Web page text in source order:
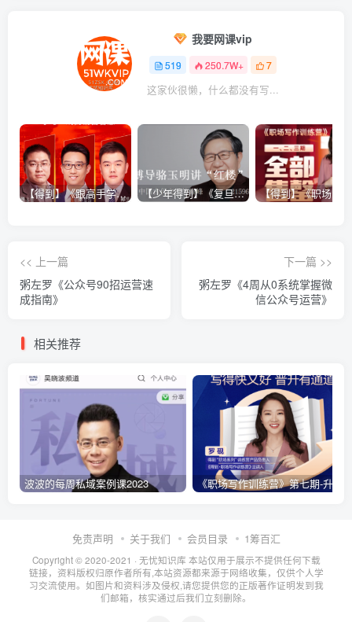
我要网课vip
519 250.7W+ 7
这家伙很懒，什么都没有写...
【得到】《跟高手学销售系列课》 【少年得到】《复旦博导骆玉明讲“红楼”》
<< 上一篇
粥左罗《公众号90招运营速
成指南》
下一篇 >>
粥左罗《4周从0系统掌握微
信公众号运营》
相关推荐
波波的每周私域案例课2023 《职场写作训练营》第七期-升级
免责声明 关于我们 会员目录 1筹百汇
Copyright © 2020-2021 · 无忧知识库 本站仅用于展示不提供任何下载
链接，资料版权归原作者所有,本站资源都来源于网络收集，仅供个人学
习交流使用。如图片和资料涉及侵权,请您提供您的正版著作证明发到我
们邮箱，核实通过后我们立刻删除。